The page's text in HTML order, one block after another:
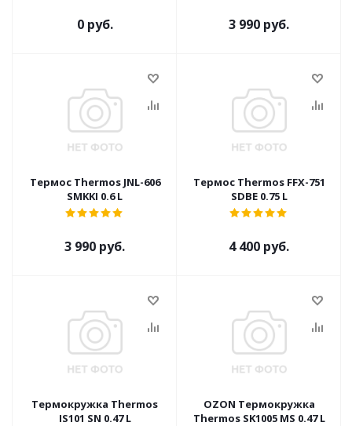
0 руб. 3 990 руб.
Термос Thermos JNL-606
SMKKI 0.6 L
3 990 руб.
Термос Thermos FFX-751
SDBE 0.75 L
4 400 руб.
Термокружка Thermos
IS101 SN 0.47 L
OZON Термокружка
Thermos SK1005 MS 0.47 L